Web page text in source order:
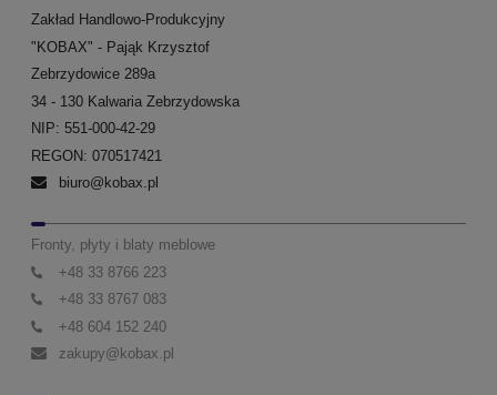
Zakład Handlowo-Produkcyjny
"KOBAX" - Pająk Krzysztof
Zebrzydowice 289a
34 - 130 Kalwaria Zebrzydowska
NIP: 551-000-42-29
REGON: 070517421
biuro@kobax.pl
Fronty, płyty i blaty meblowe
+48 33 8766 223
+48 33 8767 083
+48 604 152 240
zakupy@kobax.pl